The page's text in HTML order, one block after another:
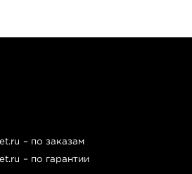
– по заказам
– по гарантии